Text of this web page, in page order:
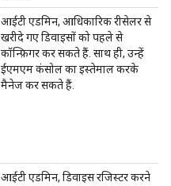
आईटी एडमिन, आधिकारिक रीसेलर से
खरीदे गए डिवाइसों को पहले से
कॉन्फ़िगर कर सकते हैं. साथ ही, उन्हें
ईएमएम कंसोल का इस्तेमाल करके
मैनेज कर सकते हैं.
आईटी एडमिन, डिवाइस रजिस्टर करने